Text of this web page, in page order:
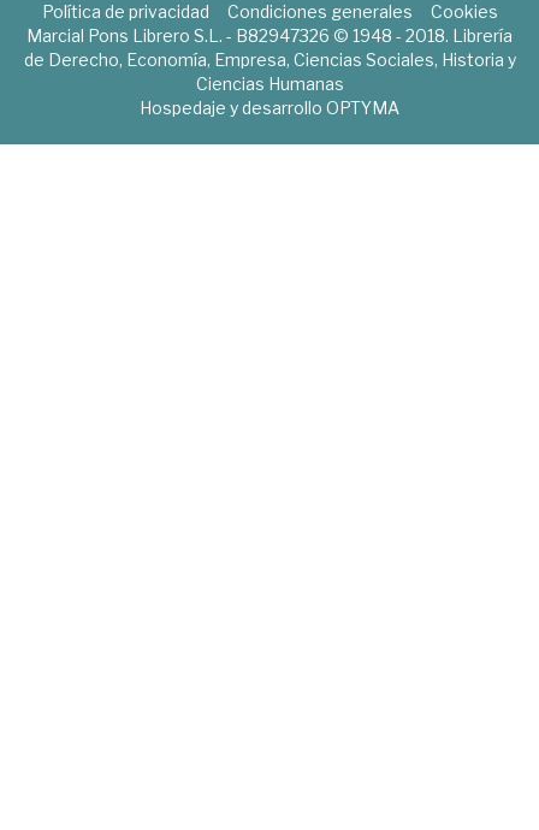
Política de privacidad Condiciones generales
Cookies
Marcial Pons Librero S.L. - B82947326 © 1948 - 2018. Librería
de Derecho, Economía, Empresa, Ciencias Sociales, Historia y
Ciencias Humanas
Hospedaje y desarrollo OPTYMA